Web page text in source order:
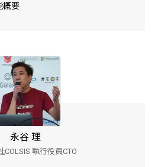
08/04
07/29
認ボタンを押しただけ！ Cursor がやっ
くれた1時間の業務記録
07/27
Type と WordPress の DB 接続
概要
永谷 理
COLSIS 執行役員CTO